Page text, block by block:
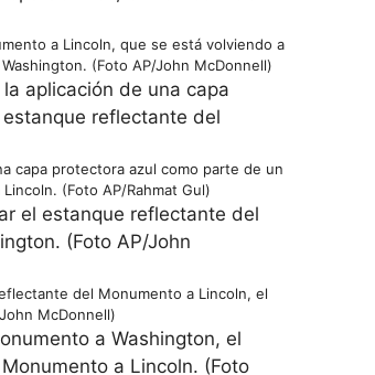
a Lincoln, que se está volviendo a
(Foto AP/John McDonnell)
capa protectora azul como parte de un
(Foto AP/Rahmat Gul)
del Monumento a Lincoln, el
McDonnell)